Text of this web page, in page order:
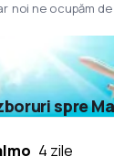
noi ne ocupăm
spre
4 zile